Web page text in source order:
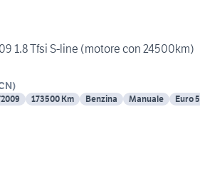
1.8 Tfsi S-line (motore con 24500km)
)
173500 Km Benzina Manuale Euro 5